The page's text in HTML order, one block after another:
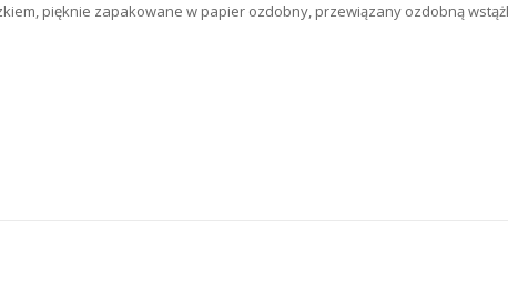
pięknie zapakowane w papier ozdobny, przewiązany ozdobną